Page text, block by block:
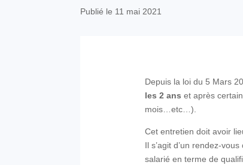
Publié le 11 mai 2021
Depuis la loi du 5 Mars
les 2 ans et après
mois…etc…).
Cet entretien doit avoir
Il s’agit d’un rendez-
salarié en terme de